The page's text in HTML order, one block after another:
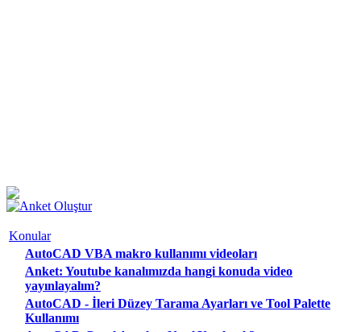
Konular
AutoCAD VBA makro kullanımı videoları
Anket: Youtube kanalımızda hangi konuda video
yayınlayalım?
AutoCAD - İleri Düzey Tarama Ayarları ve Tool Palette
Kullanımı